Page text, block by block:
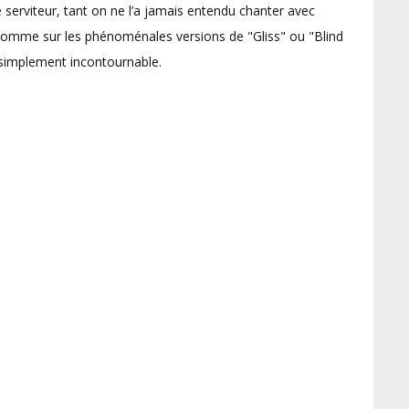
tant on ne l’a jamais entendu chanter avec
sur les phénoménales versions de "Gliss" ou "Blind
incontournable.